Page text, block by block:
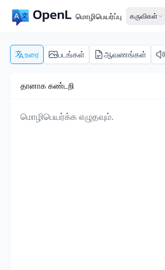
மொழிபெயர்ப்பு கருவிகள்
உரை படங்கள் ஆவணங்கள்
தானாக கண்டறி